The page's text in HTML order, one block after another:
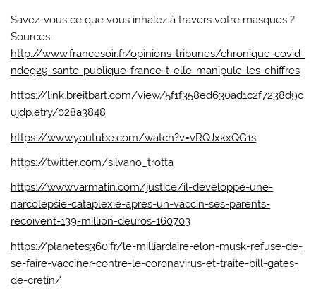
Savez-vous ce que vous inhalez à travers votre masques ?
Sources :
http://www.francesoir.fr/opinions-tribunes/chronique-covid-
ndeg29-sante-publique-france-t-elle-manipule-les-chiffres
https://link.breitbart.com/view/5f1f358ed630ad1c2f7238d9c
ujdp.etry/028a3848
https://www.youtube.com/watch?v=vRQJxkxQG1s
https://twitter.com/silvano_trotta
https://www.varmatin.com/justice/il-developpe-une-
narcolepsie-cataplexie-apres-un-vaccin-ses-parents-
recoivent-139-million-deuros-160703
https://planetes360.fr/le-milliardaire-elon-musk-refuse-de-
se-faire-vacciner-contre-le-coronavirus-et-traite-bill-gates-
de-cretin/